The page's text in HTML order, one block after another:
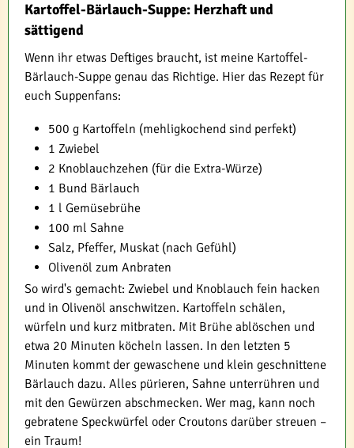
Kartoffel-Bärlauch-Suppe: Herzhaft und
sättigend
Wenn ihr etwas Deftiges braucht, ist meine Kartoffel-
Bärlauch-Suppe genau das Richtige. Hier das Rezept für
euch Suppenfans:
500 g Kartoffeln (mehligkochend sind perfekt)
1 Zwiebel
2 Knoblauchzehen (für die Extra-Würze)
1 Bund Bärlauch
1 l Gemüsebrühe
100 ml Sahne
Salz, Pfeffer, Muskat (nach Gefühl)
Olivenöl zum Anbraten
So wird's gemacht: Zwiebel und Knoblauch fein hacken
und in Olivenöl anschwitzen. Kartoffeln schälen,
würfeln und kurz mitbraten. Mit Brühe ablöschen und
etwa 20 Minuten köcheln lassen. In den letzten 5
Minuten kommt der gewaschene und klein geschnittene
Bärlauch dazu. Alles pürieren, Sahne unterrühren und
mit den Gewürzen abschmecken. Wer mag, kann noch
gebratene Speckwürfel oder Croutons darüber streuen –
ein Traum!